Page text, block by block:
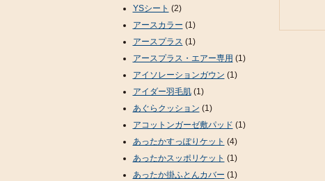
YSシート (2)
アースカラー (1)
アースプラス (1)
アースプラス・エアー専用 (1)
アイソレーションガウン (1)
アイダー羽毛肌(1)
あぐらクッション (1)
アコットンガーゼ敷パッド (1)
あったかすっぽりケット (4)
あったかスッポリケット (1)
あったか掛ふとんカバー (1)